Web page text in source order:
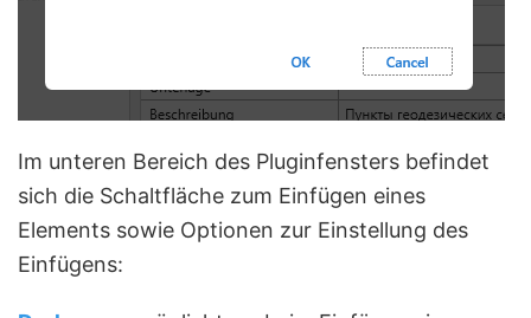
Im unteren Bereich des Pluginfensters befindet
sich die Schaltfläche zum Einfügen eines
Elements sowie Optionen zur Einstellung des
Einfügens: